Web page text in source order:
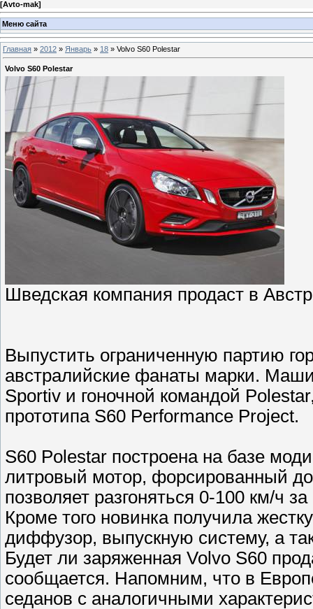
[Avto-mak]
Меню сайта
Главная » 2012 » Январь » 18 » Volvo S60 Polestar
Volvo S60 Polestar
Шведская компания продаст в
Выпустить ограниченную партию
австралийские фанаты марки.
Sportiv и гоночной командой
прототипа S60 Performance Project.
S60 Polestar построена на базе
литровый мотор, форсированный
позволяет разгоняться 0-100 км/ч
Кроме того новинка получила
диффузор, выпускную систему, а
Будет ли заряженная Volvo S60
сообщается. Напомним, что в
седанов с аналогичными